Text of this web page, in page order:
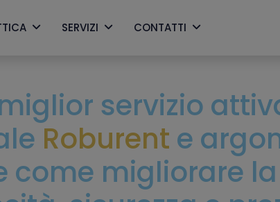
SERVIZI CONTATTI
servizio
Roburent e
come migliorare